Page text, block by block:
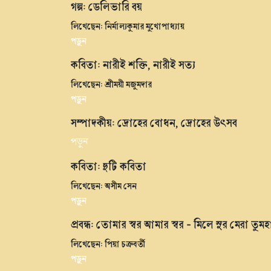
গল্প: ডেলিভারি বয়
লিখেছেন: নির্মাল্যকুমার মুখোপাধ্যায়
পড়ুন
কবিতা: নারীই শক্তি, নারীই সত্য
লিখেছেন: শ্রীময়ী মজুমদার
পড়ুন
সম্পাদকীয়: দ্রোহের বোধন, দ্রোহের উৎসব
পড়ুন
কবিতা: দুটি কবিতা
লিখেছেন: অসীম সেন
পড়ুন
প্রবন্ধ: তোমার স্বর আমার স্বর - মিলে সুর মেরা
লিখেছেন: পিয়া চক্রবর্তী
পড়ুন